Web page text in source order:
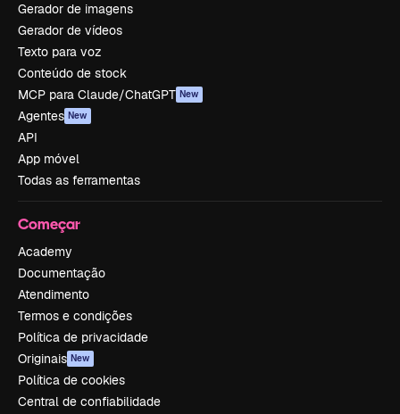
Gerador de imagens
Gerador de vídeos
Texto para voz
Conteúdo de stock
MCP para Claude/ChatGPT New
Agentes New
API
App móvel
Todas as ferramentas
Começar
Academy
Documentação
Atendimento
Termos e condições
Política de privacidade
Originais New
Política de cookies
Central de confiabilidade